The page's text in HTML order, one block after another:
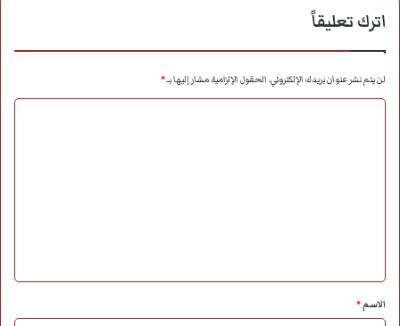
اترك تعليقاً
لن يتم نشر عنوان بريدك الإلكتروني.الحقول الإلزامية مشار إليها بـ*
*
الاسم*